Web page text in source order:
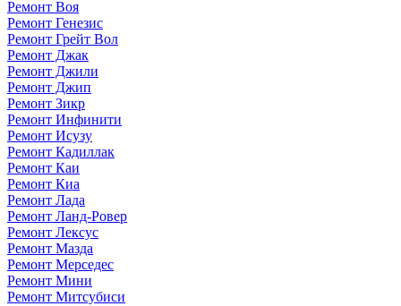
Ремонт Воя
Ремонт Генезис
Ремонт Грейт Вол
Ремонт Джак
Ремонт Джили
Ремонт Джип
Ремонт Зикр
Ремонт Инфинити
Ремонт Исузу
Ремонт Кадиллак
Ремонт Каи
Ремонт Киа
Ремонт Лада
Ремонт Ланд-Ровер
Ремонт Лексус
Ремонт Мазда
Ремонт Мерседес
Ремонт Мини
Ремонт Митсубиси